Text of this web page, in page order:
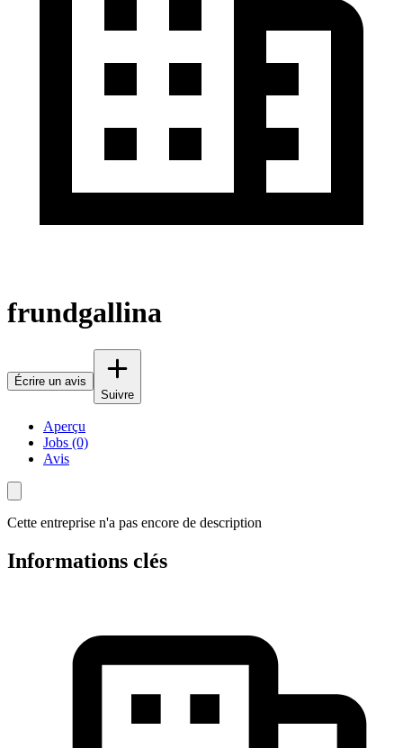
frundgallina
Écrire un avis
Suivre
Aperçu
Jobs (0)
Avis
Cette entreprise n'a pas encore de description
Informations clés